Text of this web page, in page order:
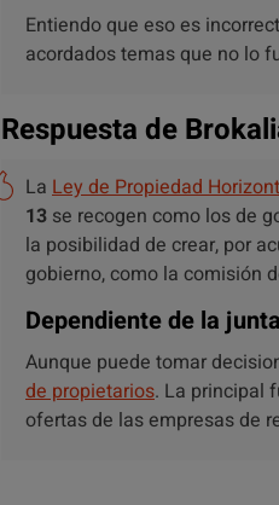
Entiendo que eso es
acordados temas que no lo
Respuesta de
La Ley de Propiedad
13 se recogen como los de
la posibilidad de crear, por
gobierno, como la comisión
Dependiente de la
Aunque puede tomar
de propietarios. La principal
ofertas de las empresas de